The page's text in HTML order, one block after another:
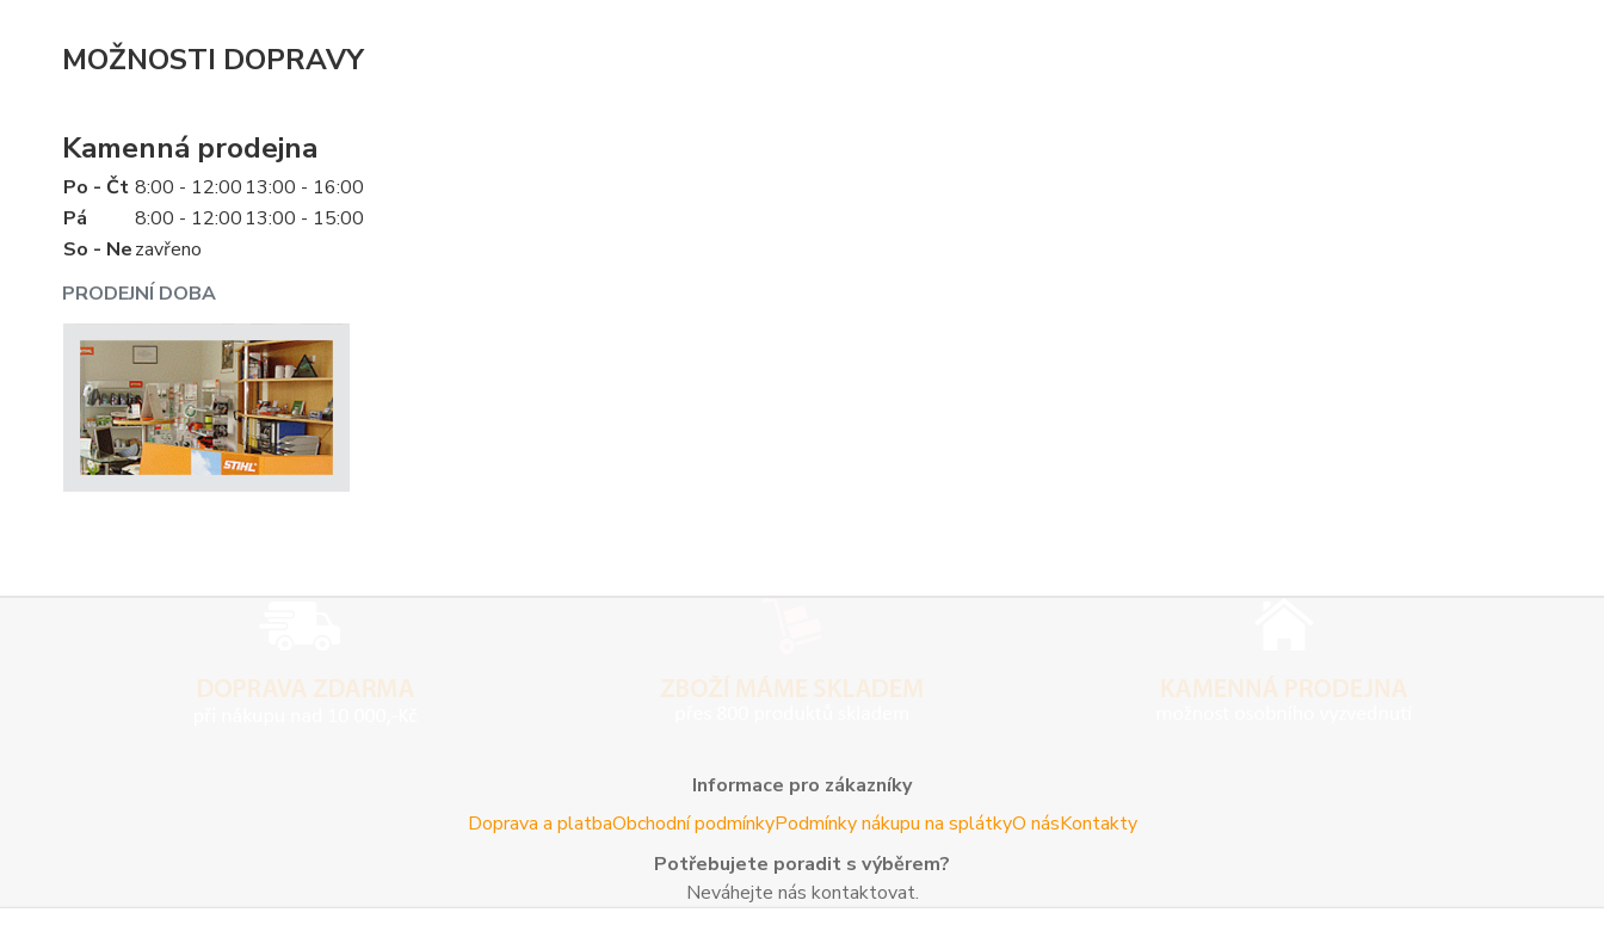
MOŽNOSTI DOPRAVY
Kamenná prodejna
PRODEJNÍ DOBA
Po - Čt 8:00 - 12:00 13:00 - 16:00
Pá
8:00 - 12:00 13:00 - 15:00
So - Nezavřeno
Informace pro zákazníky
Doprava a platbaObchodní podmínkyPodmínky nákupu na splátkyO násKontakty
Potřebujete poradit s výběrem?
Neváhejte nás kontaktovat.